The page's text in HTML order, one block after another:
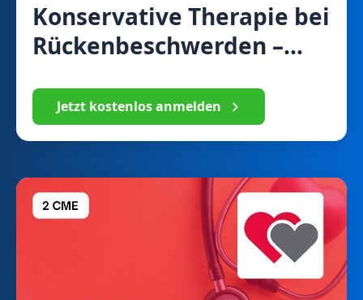
Konservative Therapie bei
Rückenbeschwerden –
Jetzt kostenlos anmelden